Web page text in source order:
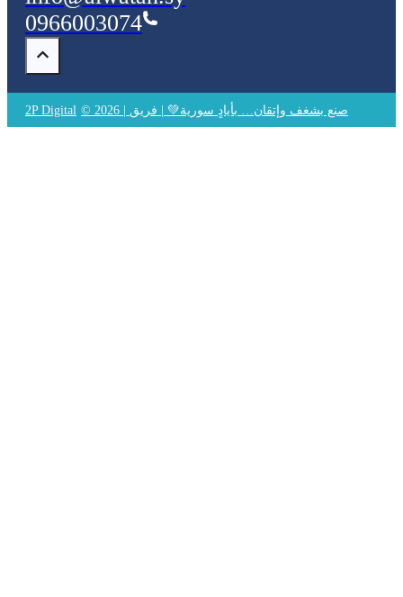
0966003074
2P Digital © 2026 | صنع بشغف وإتقان… بأيادٍ سورية💚 | فريق